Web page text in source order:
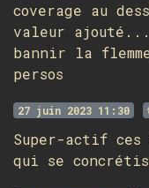
coverage au
valeur
bannir la
persos
27 juin 2023 11:30
Super-actif
qui se